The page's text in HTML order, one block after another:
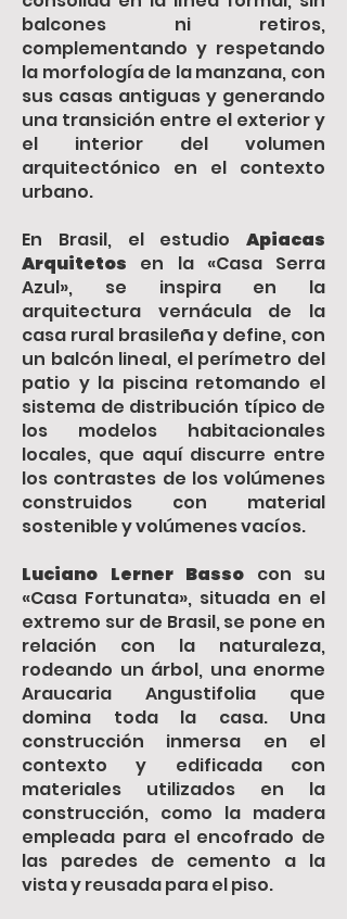
balcones ni retiros,
complementando y respetando
la morfología de la manzana, con
sus casas antiguas y generando
una transición entre el exterior y
el interior del volumen
arquitectónico en el contexto
urbano.
En Brasil, el estudio Apiacas
Arquitetos en la «Casa Serra
Azul», se inspira en la
arquitectura vernácula de la
casa rural brasileña y define, con
un balcón lineal, el perímetro del
patio y la piscina retomando el
sistema de distribución típico de
los modelos habitacionales
locales, que aquí discurre entre
los contrastes de los volúmenes
construidos con material
sostenible y volúmenes vacíos.
Luciano Lerner Basso con su
«Casa Fortunata», situada en el
extremo sur de Brasil, se pone en
relación con la naturaleza,
rodeando un árbol, una enorme
Araucaria Angustifolia que
domina toda la casa. Una
construcción inmersa en el
contexto y edificada con
materiales utilizados en la
construcción, como la madera
empleada para el encofrado de
las paredes de cemento a la
vista y reusada para el piso.